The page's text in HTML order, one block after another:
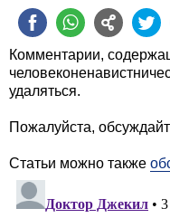
Комментарии,
удаляться.
Пожалуйста,
Статьи можно также